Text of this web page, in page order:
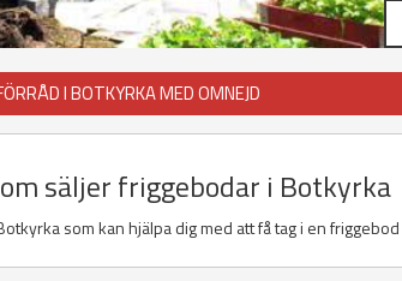
I BOTKYRKA MED OMNEJD
säljer friggebodar i Botkyrka
som kan hjälpa dig med att få tag i en